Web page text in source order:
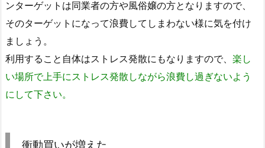
ンターゲットは同業者の方や風俗嬢の方となりますので、
そのターゲットになって浪費してしまわない様に気を付け
ましょう。
利用すること自体はストレス発散にもなりますので、 楽し
い場所で上手にストレス発散しながら浪費し過ぎないよう
にして下さい。
衝動買いが増えた